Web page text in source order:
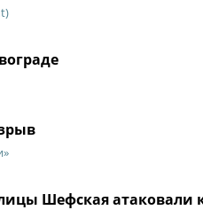
Шефская атаковали